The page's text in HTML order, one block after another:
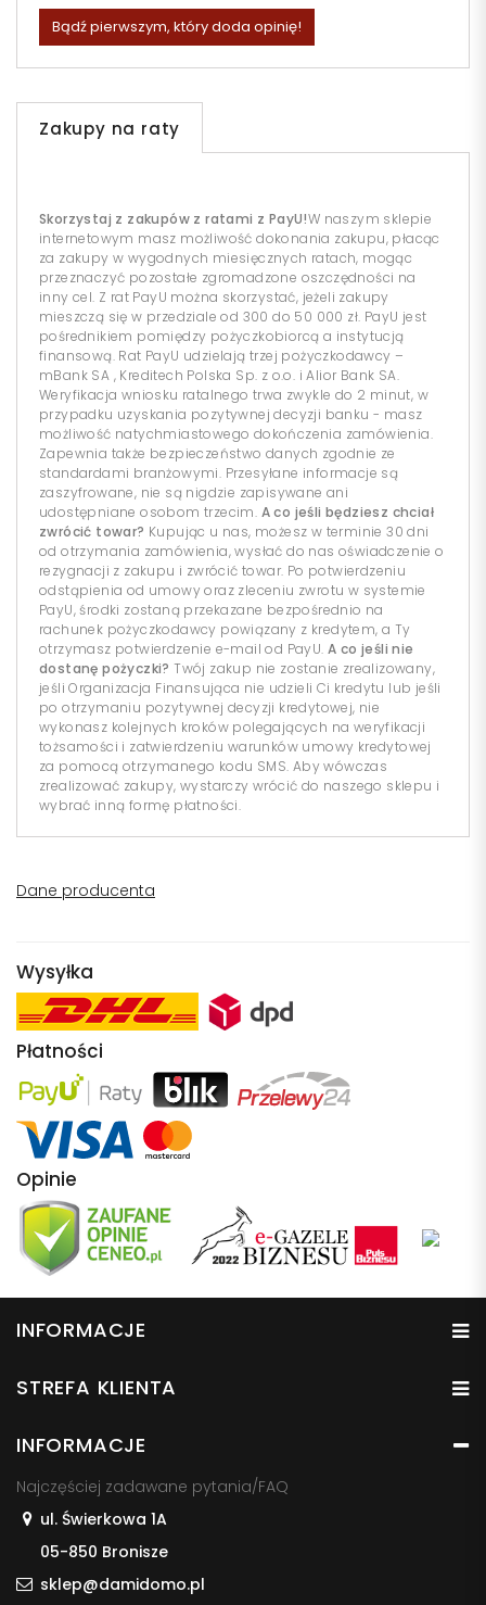
Bądź pierwszym, który doda opinię!
Zakupy na raty
Skorzystaj z zakupów z ratami z PayU!W naszym sklepie
internetowym masz możliwość dokonania zakupu, płacąc
za zakupy w wygodnych miesięcznych ratach, mogąc
przeznaczyć pozostałe zgromadzone oszczędności na
inny cel. Z rat PayU można skorzystać, jeżeli zakupy
mieszczą się w przedziale od 300 do 50 000 zł. PayU jest
pośrednikiem pomiędzy pożyczkobiorcą a instytucją
finansową. Rat PayU udzielają trzej pożyczkodawcy –
mBank SA , Kreditech Polska Sp. z o.o. i Alior Bank SA.
Weryfikacja wniosku ratalnego trwa zwykle do 2 minut, w
przypadku uzyskania pozytywnej decyzji banku - masz
możliwość natychmiastowego dokończenia zamówienia.
Zapewnia także bezpieczeństwo danych zgodnie ze
standardami branżowymi. Przesyłane informacje są
zaszyfrowane, nie są nigdzie zapisywane ani
udostępniane osobom trzecim. A co jeśli będziesz chciał
zwrócić towar? Kupując u nas, możesz w terminie 30 dni
od otrzymania zamówienia, wysłać do nas oświadczenie o
rezygnacji z zakupu i zwrócić towar. Po potwierdzeniu
odstąpienia od umowy oraz zleceniu zwrotu w systemie
PayU, środki zostaną przekazane bezpośrednio na
rachunek pożyczkodawcy powiązany z kredytem, a Ty
otrzymasz potwierdzenie e-mail od PayU. A co jeśli nie
dostanę pożyczki? Twój zakup nie zostanie zrealizowany,
jeśli Organizacja Finansująca nie udzieli Ci kredytu lub jeśli
po otrzymaniu pozytywnej decyzji kredytowej, nie
wykonasz kolejnych kroków polegających na weryfikacji
tożsamości i zatwierdzeniu warunków umowy kredytowej
za pomocą otrzymanego kodu SMS. Aby wówczas
zrealizować zakupy, wystarczy wrócić do naszego sklepu i
wybrać inną formę płatności.
Dane producenta
Wysyłka
Płatności
Opinie
INFORMACJE
STREFA KLIENTA
INFORMACJE
Najczęściej zadawane pytania/FAQ
ul. Świerkowa 1A
05-850 Bronisze
sklep@damidomo.pl